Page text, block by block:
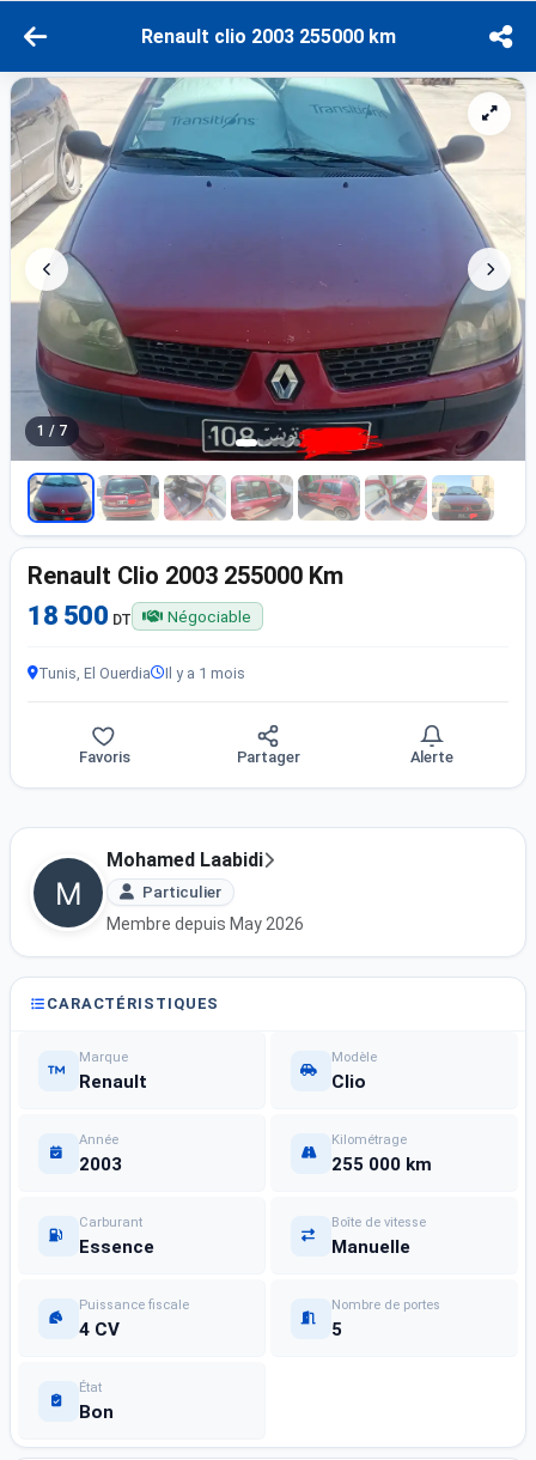
Renault clio 2003 255000 km
1 / 7
Renault Clio 2003 255000 Km
18 500 DT Négociable
Tunis, El Ouerdia Il y a 1 mois
Favoris Partager Alerte
Mohamed Laabidi
Particulier
Membre depuis May 2026
CARACTÉRISTIQUES
Marque
Renault
Modèle
Clio
Année
2003
Kilométrage
255 000 km
Carburant
Essence
Boîte de vitesse
Manuelle
Puissance fiscale
4 CV
Nombre de portes
5
État
Bon